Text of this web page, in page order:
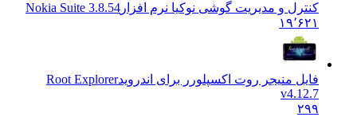
کنترل و مدیریت گوشی نوکیا نرم افزار Nokia Suite 3.8.54
۱۹٬۶۲۱
فایل منیجر روت اکسپلورر برای اندرویدRoot Explorer
v4.12.7
۲۹۹